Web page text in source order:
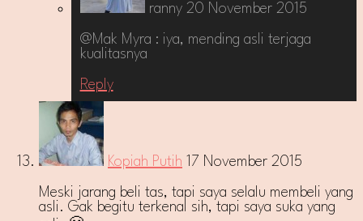
ranny 20 November 2015
@Mak Myra : iya, mending asli terjaga
kualitasnya
Reply
Kopiah Putih 17 November 2015
Meski jarang beli tas, tapi saya selalu membeli yang
asli. Gak begitu terkenal sih, tapi saya suka yang